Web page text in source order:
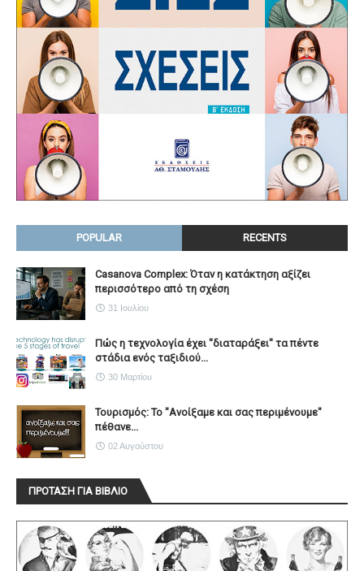
POPULAR RECENTS
Casanova Complex: Όταν η κατάκτηση αξίζει
περισσότερο από τη σχέση
31 Ιουλίου
Πώς η τεχνολογία έχει ''διαταράξει'' τα πέντε
στάδια ενός ταξιδιού...
30 Μαρτίου
Τουρισμός: Το "Ανοίξαμε και σας περιμένουμε"
πέθανε...
02 Αυγούστου
ΠΡΟΤΑΣΗ ΓΙΑ ΒΙΒΛΙΟ